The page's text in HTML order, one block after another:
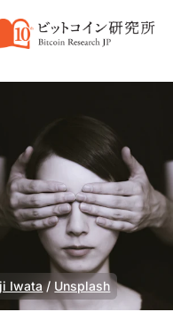
Iwata / Unsplash